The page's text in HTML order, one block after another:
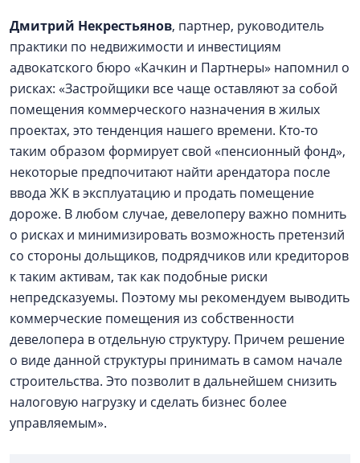
Дмитрий Некрестьянов, партнер, руководитель
практики по недвижимости и инвестициям
адвокатского бюро «Качкин и Партнеры» напомнил о
рисках: «Застройщики все чаще оставляют за собой
помещения коммерческого назначения в жилых
проектах, это тенденция нашего времени. Кто-то
таким образом формирует свой «пенсионный фонд»,
некоторые предпочитают найти арендатора после
ввода ЖК в эксплуатацию и продать помещение
дороже. В любом случае, девелоперу важно помнить
о рисках и минимизировать возможность претензий
со стороны дольщиков, подрядчиков или кредиторов
к таким активам, так как подобные риски
непредсказуемы. Поэтому мы рекомендуем выводить
коммерческие помещения из собственности
девелопера в отдельную структуру. Причем решение
о виде данной структуры принимать в самом начале
строительства. Это позволит в дальнейшем снизить
налоговую нагрузку и сделать бизнес более
управляемым».